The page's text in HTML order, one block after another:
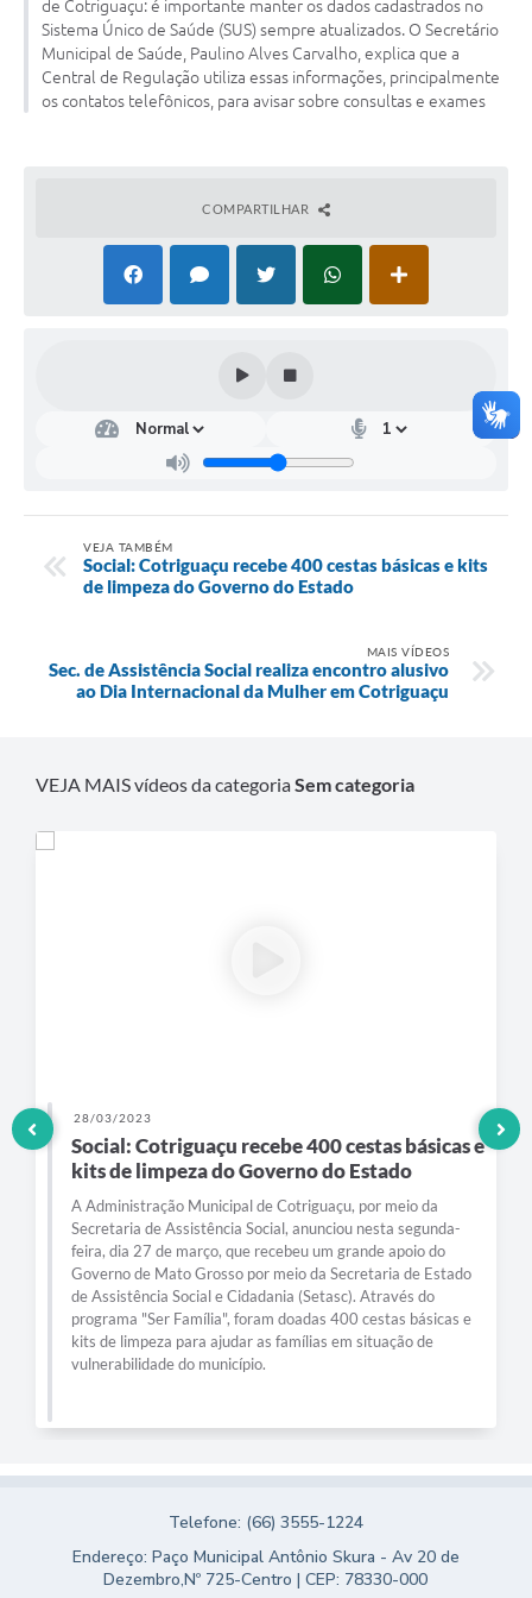
Turismo
Obras
Contato
de Cotriguaçu: é importante manter os dados cadastrados no
Sistema Único de Saúde (SUS) sempre atualizados. O Secretário
Municipal de Saúde, Paulino Alves Carvalho, explica que a
Central de Regulação utiliza essas informações, principalmente
os contatos telefônicos, para avisar sobre consultas e exames
COMPARTILHAR
VEJA TAMBÉM
Social: Cotriguaçu recebe 400 cestas básicas e kits
de limpeza do Governo do Estado
MAIS VÍDEOS
Sec. de Assistência Social realiza encontro alusivo
ao Dia Internacional da Mulher em Cotriguaçu
VEJA MAIS vídeos da categoriaSem categoria
28/03/2023
Social: Cotriguaçu recebe 400 cestas básicas e
kits de limpeza do Governo do Estado
A Administração Municipal de Cotriguaçu, por meio da
Secretaria de Assistência Social, anunciou nesta segunda-
feira, dia 27 de março, que recebeu um grande apoio do
Governo de Mato Grosso por meio da Secretaria de Estado
de Assistência Social e Cidadania (Setasc). Através do
programa "Ser Família", foram doadas 400 cestas básicas e
kits de limpeza para ajudar as famílias em situação de
vulnerabilidade do município.
Telefone: (66) 3555-1224
Endereço: Paço Municipal Antônio Skura - Av 20 de
Dezembro,Nº 725-Centro | CEP: 78330-000